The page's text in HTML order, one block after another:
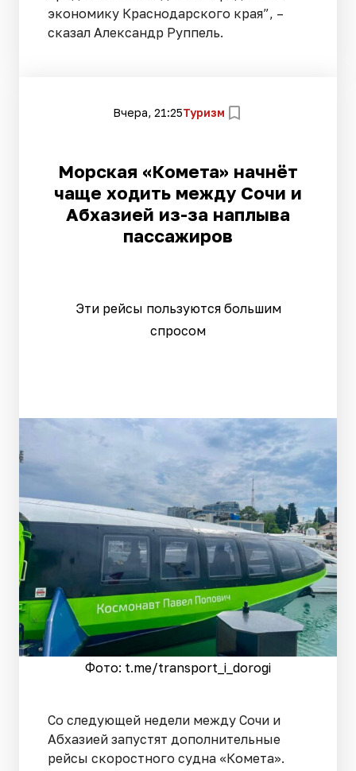
экономику Краснодарского края”, –
сказал Александр Руппель.
Вчера, 21:25Туризм
Морская «Комета» начнёт
чаще ходить между Сочи и
Абхазией из-за наплыва
пассажиров
Эти рейсы пользуются большим
спросом
Фото: t.me/transport_i_dorogi
Со следующей недели между Сочи и
Абхазией запустят дополнительные
рейсы скоростного судна «Комета».